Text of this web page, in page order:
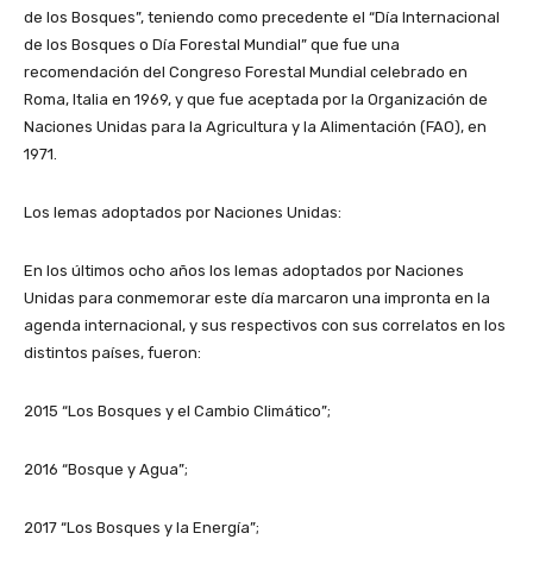
de los Bosques”, teniendo como precedente el “Día Internacional
de los Bosques o Día Forestal Mundial” que fue una
recomendación del Congreso Forestal Mundial celebrado en
Roma, Italia en 1969, y que fue aceptada por la Organización de
Naciones Unidas para la Agricultura y la Alimentación (FAO), en
1971.
Los lemas adoptados por Naciones Unidas:
En los últimos ocho años los lemas adoptados por Naciones
Unidas para conmemorar este día marcaron una impronta en la
agenda internacional, y sus respectivos con sus correlatos en los
distintos países, fueron:
2015 “Los Bosques y el Cambio Climático”;
2016 “Bosque y Agua”;
2017 “Los Bosques y la Energía”;